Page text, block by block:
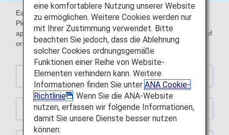
Earn miles by using the following partner shops.
Please present ANA Mileage Club card or digital card (AMC
app) with ANA Mileage Club card number (10-digit) at time of
order and payment.
Hotels
Rental Car
eine komfortablere Nutzung unserer Website
zu ermöglichen. Weitere Cookies werden nur
mit Ihrer Zustimmung verwendet. Bitte
beachten Sie jedoch, dass die Ablehnung
solcher Cookies ordnungsgemäße
Funktionen einer Reihe von Website-
Elementen verhindern kann. Weitere
Informationen finden Sie unter ANA Cookie-
Richtlinie
. Wenn Sie die ANA-Website
nutzen, erfassen wir folgende Informationen,
damit Sie unsere Dienste besser nutzen
können: